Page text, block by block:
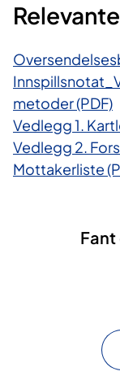
metoder (PDF)
Vedlegg 1.
Vedlegg 2.
Mottakerliste